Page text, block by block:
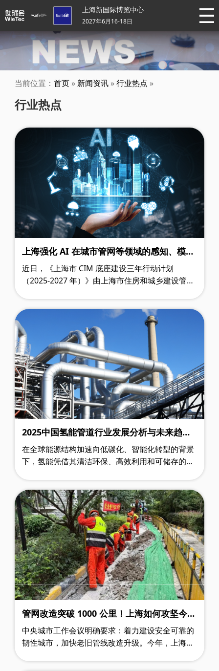
上海新国际博览中心
2027年6月16-18日
当前位置： 首页 » 新闻资讯 »行业热点 »
行业热点
上海强化 AI 在城市管网等领域的感知、模
拟、预警及应急响应能力
近日，《上海市 CIM 底座建设三年行动计划
（2025-2027 年）》由上海市住房和城乡建设管理
2025中国氢能管道行业发展分析与未来趋势
洞察
在全球能源结构加速向低碳化、智能化转型的背景
下，氢能凭借其清洁环保、高效利用和可储存的特
管网改造突破 1000 公里！上海如何攻坚今年
燃气老化管道改造任务
中央城市工作会议明确要求：着力建设安全可靠的
韧性城市，加快老旧管线改造升级。今年，上海积